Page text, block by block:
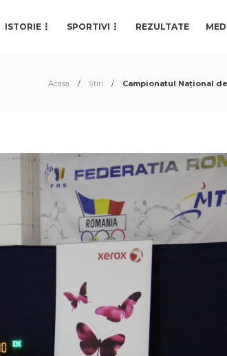
ISTORIE SPORTIVI REZULTATE
Acasa Știri Campionatul Național